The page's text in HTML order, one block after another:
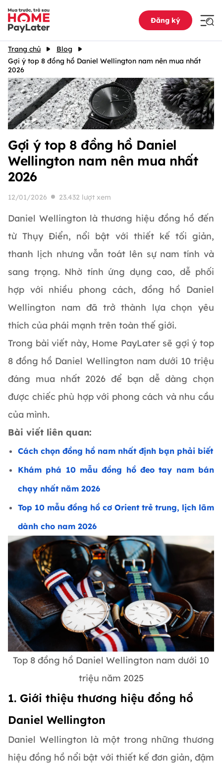
Đăng ký
Trang chủ
Blog
Gợi ý top 8 đồng hồ Daniel Wellington nam nên mua nhất
2026
Gợi ý top 8 đồng hồ Daniel
Wellington nam nên mua nhất
2026
12/01/2026 23.432 lượt xem
Daniel Wellington là thương hiệu đồng hồ đến
từ Thụy Điển, nổi bật với thiết kế tối giản,
thanh lịch nhưng vẫn toát lên sự nam tính và
sang trọng. Nhờ tính ứng dụng cao, dễ phối
hợp với nhiều phong cách, đồng hồ Daniel
Wellington nam đã trở thành lựa chọn yêu
thích của phái mạnh trên toàn thế giới.
Trong bài viết này, Home PayLater sẽ gợi ý top
8 đồng hồ Daniel Wellington nam dưới 10 triệu
đáng mua nhất 2026 để bạn dễ dàng chọn
được chiếc phù hợp với phong cách và nhu cầu
của mình.
Bài viết liên quan:
Cách chọn đồng hồ nam nhất định bạn phải biết
Khám phá 10 mẫu đồng hồ đeo tay nam bán
chạy nhất năm 2026
Top 10 mẫu đồng hồ cơ Orient trẻ trung, lịch lãm
dành cho nam 2026
Top 8 đồng hồ Daniel Wellington nam dưới 10
triệu năm 2025
1. Giới thiệu thương hiệu đồng hồ
Daniel Wellington
Daniel Wellington là một trong những thương
hiệu đồng hồ nổi bật với thiết kế đơn giản, đậm